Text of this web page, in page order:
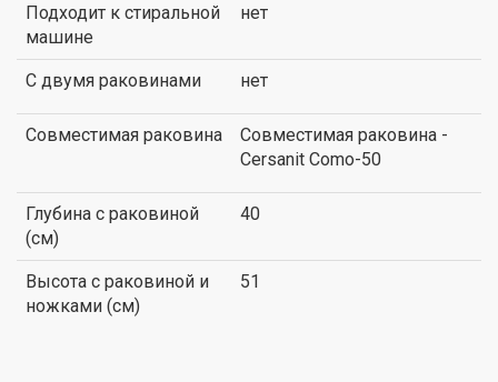
Подходит к стиральной
машине
нет
С двумя раковинами нет
Совместимая раковина
Совместимая раковина -
Cersanit Como-50
Глубина с раковиной
(см)
40
Высота с раковиной и
ножками (см)
51